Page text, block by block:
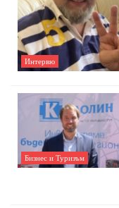
Интервю
Бизнес и Туризъм